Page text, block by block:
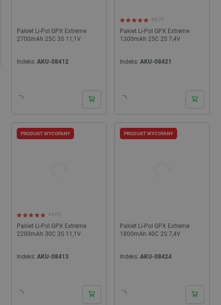
Pakiet Li-Pol GPX Extreme
2700mAh 25C 3S 11,1V
Indeks: AKU-08412
Pakiet Li-Pol GPX Extreme
1300mAh 25C 2S 7,4V
5.0 (1)
Indeks: AKU-08421
Pakiet Li-Pol GPX Extreme
2200mAh 30C 3S 11,1V
5.0 (1)
Indeks: AKU-08413
PRODUKT WYCOFANY
Pakiet Li-Pol GPX Extreme
1800mAh 40C 2S 7,4V
Indeks: AKU-08424
PRODUKT WYCOFANY